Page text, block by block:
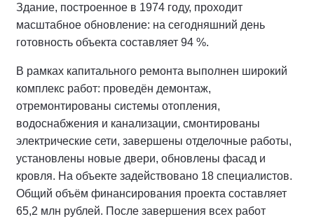
Здание, построенное в 1974 году, проходит
масштабное обновление: на сегодняшний день
готовность объекта составляет 94 %.
В рамках капитального ремонта выполнен широкий
комплекс работ: проведён демонтаж,
отремонтированы системы отопления,
водоснабжения и канализации, смонтированы
электрические сети, завершены отделочные работы,
установлены новые двери, обновлены фасад и
кровля. На объекте задействовано 18 специалистов.
Общий объём финансирования проекта составляет
65,2 млн рублей. После завершения всех работ